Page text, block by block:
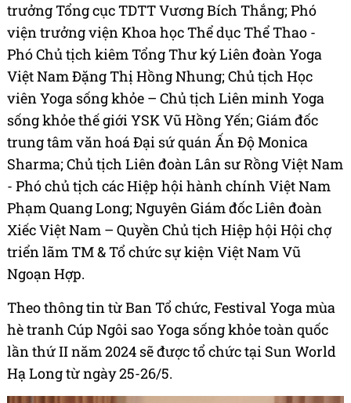
trưởng Tổng cục TDTT Vương Bích Thắng; Phó
viện trưởng viện Khoa học Thể dục Thể Thao -
Phó Chủ tịch kiêm Tổng Thư ký Liên đoàn Yoga
Việt Nam Đặng Thị Hồng Nhung; Chủ tịch Học
viên Yoga sống khỏe – Chủ tịch Liên minh Yoga
sống khỏe thế giới YSK Vũ Hồng Yến; Giám đốc
trung tâm văn hoá Đại sứ quán Ấn Độ Monica
Sharma; Chủ tịch Liên đoàn Lân sư Rồng Việt Nam
- Phó chủ tịch các Hiệp hội hành chính Việt Nam
Phạm Quang Long; Nguyên Giám đốc Liên đoàn
Xiếc Việt Nam – Quyền Chủ tịch Hiệp hội Hội chợ
triển lãm TM & Tổ chức sự kiện Việt Nam Vũ
Ngoạn Hợp.
Theo thông tin từ Ban Tổ chức, Festival Yoga mùa
hè tranh Cúp Ngôi sao Yoga sống khỏe toàn quốc
lần thứ II năm 2024 sẽ được tổ chức tại Sun World
Hạ Long từ ngày 25-26/5.